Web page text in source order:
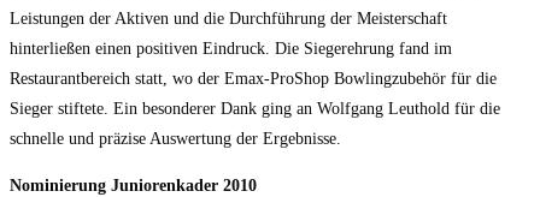
Leistungen der Aktiven und die Durchführung der Meisterschaft
hinterließen einen positiven Eindruck. Die Siegerehrung fand im
Restaurantbereich statt, wo der Emax-ProShop Bowlingzubehör für die
Sieger stiftete. Ein besonderer Dank ging an Wolfgang Leuthold für die
schnelle und präzise Auswertung der Ergebnisse.
Nominierung Juniorenkader 2010